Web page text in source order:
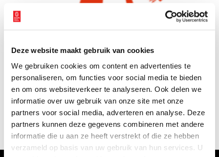
Deze website maakt gebruik van cookies
We gebruiken cookies om content en advertenties te
personaliseren, om functies voor social media te bieden
en om ons websiteverkeer te analyseren. Ook delen we
informatie over uw gebruik van onze site met onze
partners voor social media, adverteren en analyse. Deze
partners kunnen deze gegevens combineren met andere
informatie die u aan ze heeft verstrekt of die ze hebben
verzameld op basis van uw gebruik van hun services. U
4 Juli 2026 is het 250 jaar geleden dat in Amerika de
‘Declaration of Independence’ het licht zag. En wel op Zaans
papier. Op 4 juli 2026 gaat ook de nieuwe Zaanse
locatievoorstelling PAPIER in première, een initiatief van de
Stichting Papiergeschiedenis Zaanstreek. De tekst is
geschreven door Wiske Sterringa en de regie is handen van
Bruun Kuijt; dus dat zit snor.
1 min